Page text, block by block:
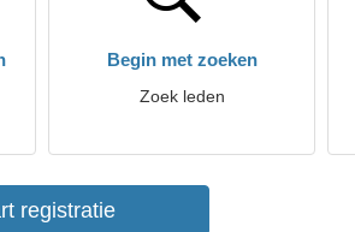
Begin met zoeken
Zoek leden
registratie